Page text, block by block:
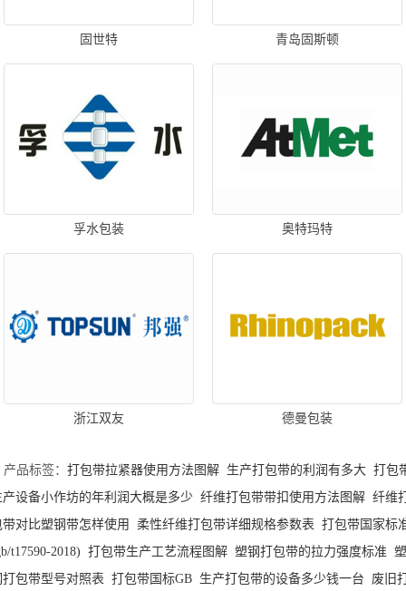
固世特 青岛固斯顿
孚水包装 奥特玛特
浙江双友 德曼包装
产品标签：打包带拉紧器使用方法图解 生产打包带的利润有多大 打包
产设备小作坊的年利润大概是多少 纤维打包带带扣使用方法图解 纤维
带对比塑钢带怎样使用
柔性纤维打包带详细规格参数表
打包带国家标
t17590-2018)
打包带生产工艺流程图解 塑钢打包带的拉力强度标准
打包带型号对照表
打包带国标GB 生产打包带的设备多少钱一台 废旧